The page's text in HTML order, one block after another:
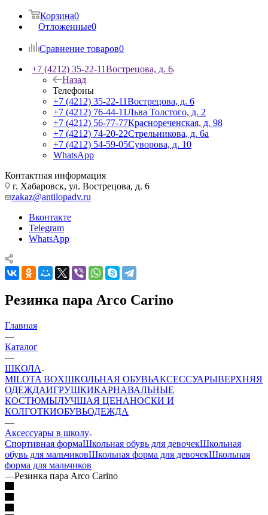
Корзина0
Отложенные0
Сравнение товаров0
+7 (4212) 35-22-11Вострецова, д. 6
Назад
Телефоны
+7 (4212) 35-22-11Вострецова, д. 6
+7 (4212) 76-44-11Льва Толстого, д. 2
+7 (4212) 56-77-77Краснореченская, д. 98
+7 (4212) 74-20-22Стрельникова, д. 6а
+7 (4212) 54-59-05Суворова, д. 10
WhatsApp
Контактная информация
г. Хабаровск, ул. Вострецова, д. 6
zakaz@antilopadv.ru
Вконтакте
Telegram
WhatsApp
Резинка пара Arco Carino
Главная
—
Каталог
—
ШКОЛА
MILOTA BOXШКОЛЬНАЯ ОБУВЬАКСЕССУАРЫВЕРХНЯЯ
ОДЕЖДАИГРУШКИКАРНАВАЛЬНЫЕ
КОСТЮМЫЛУЧШАЯ ЦЕНАНОСКИ И
КОЛГОТКИОБУВЬОДЕЖДА
—
Аксессуары в школу
Спортивная формаШкольная обувь для девочекШкольная
обувь для мальчиковШкольная форма для девочекШкольная
форма для мальчиков
—Резинка пара Arco Carino